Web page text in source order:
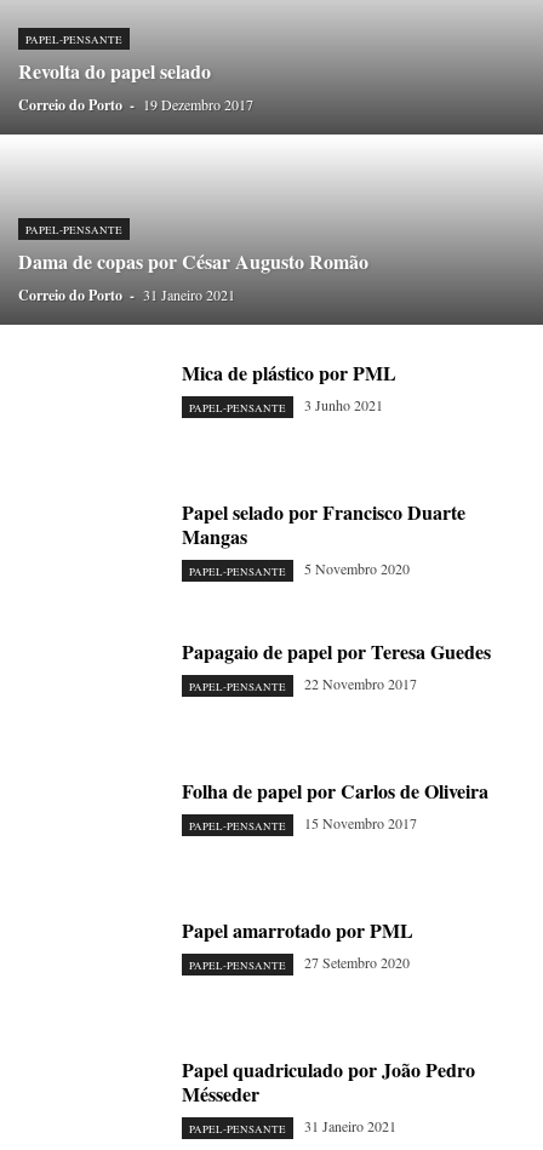
PAPEL-PENSANTE
POEMÁRIO
POESIA VISUAL
PRIORITÁRIO
RETÂNGULO
TABULETA DIGITAL
TEMPORÁRIO TOPOGRAFIAS
TYPO
PAPEL-PENSANTE
Revolta do papel selado
Correio do Porto - 19 Dezembro 2017
PAPEL-PENSANTE
Dama de copas por César Augusto Romão
Correio do Porto - 31 Janeiro 2021
Mica de plástico por PML
PAPEL-PENSANTE 3 Junho 2021
Papel selado por Francisco Duarte
Mangas
PAPEL-PENSANTE 5 Novembro 2020
Papagaio de papel por Teresa Guedes
PAPEL-PENSANTE 22 Novembro 2017
Folha de papel por Carlos de Oliveira
PAPEL-PENSANTE 15 Novembro 2017
Papel amarrotado por PML
PAPEL-PENSANTE 27 Setembro 2020
Papel quadriculado por João Pedro
Mésseder
PAPEL-PENSANTE 31 Janeiro 2021